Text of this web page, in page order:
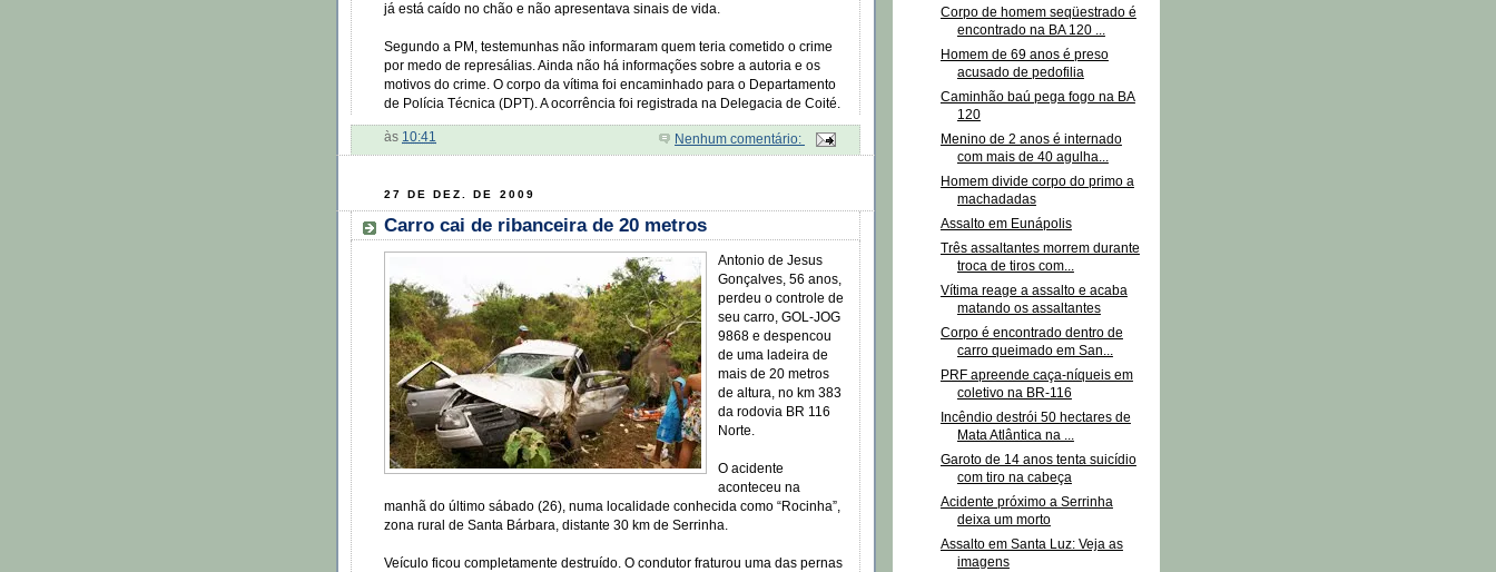
já está caído no chão e não apresentava sinais de vida.
Segundo a PM, testemunhas não informaram quem teria cometido o crime
por medo de represálias. Ainda não há informações sobre a autoria e os
motivos do crime. O corpo da vítima foi encaminhado para o Departamento
de Polícia Técnica (DPT). A ocorrência foi registrada na Delegacia de Coité.
às 10:41 Nenhum comentário:
27 DE DEZ. DE 2009
Carro cai de ribanceira de 20 metros
Antonio de Jesus
Gonçalves, 56 anos,
perdeu o controle de
seu carro, GOL-JOG
9868 e despencou
de uma ladeira de
mais de 20 metros
de altura, no km 383
da rodovia BR 116
Norte.
O acidente
aconteceu na
manhã do último sábado (26), numa localidade conhecida como “Rocinha”,
zona rural de Santa Bárbara, distante 30 km de Serrinha.
Veículo ficou completamente destruído. O condutor fraturou uma das pernas
Corpo de homem seqüestrado é
encontrado na BA 120 ...
Homem de 69 anos é preso
acusado de pedofilia
Caminhão baú pega fogo na BA
120
Menino de 2 anos é internado
com mais de 40 agulha...
Homem divide corpo do primo a
machadadas
Assalto em Eunápolis
Três assaltantes morrem durante
troca de tiros com...
Vítima reage a assalto e acaba
matando os assaltantes
Corpo é encontrado dentro de
carro queimado em San...
PRF apreende caça-níqueis em
coletivo na BR-116
Incêndio destrói 50 hectares de
Mata Atlântica na ...
Garoto de 14 anos tenta suicídio
com tiro na cabeça
Acidente próximo a Serrinha
deixa um morto
Assalto em Santa Luz: Veja as
imagens